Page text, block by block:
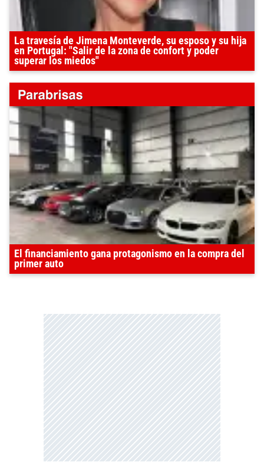
La travesía de Jimena Monteverde, su esposo y su hija
en Portugal: "Salir de la zona de confort y poder
superar los miedos"
El financiamiento gana protagonismo en la compra del
primer auto